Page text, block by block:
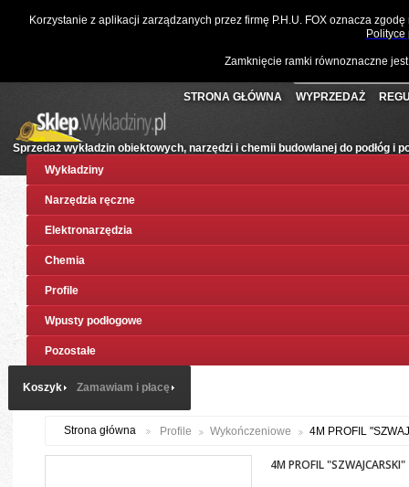
Korzystanie z aplikacji zarządzanych przez firmę P.H.U. FOX oznacza
Zamknięcie ramki równoznaczne
Sprzedaż wykładzin obiektowych, narzędzi i chemii budowlanej do podłóg i
☎061 811 10 03 📧sklep@wykladziny.pl
Twoje konto
STRONA GŁÓWNA WYPRZEDAŻ
Wykładziny
Narzędzia ręczne
Elektronarzędzia
Chemia
Profile
Wpusty podłogowe
Pozostałe
Waluta:
Polski
Strona główna Profile Wykończeniowe 4M PROFIL
4M PROFIL "SZWAJCARSKI"
Koszyk Zamawiam i płacę